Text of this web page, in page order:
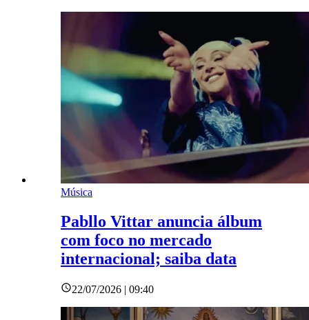
Música
Pabllo Vittar anuncia álbum
com foco no mercado
internacional; saiba data
22/07/2026 | 09:40